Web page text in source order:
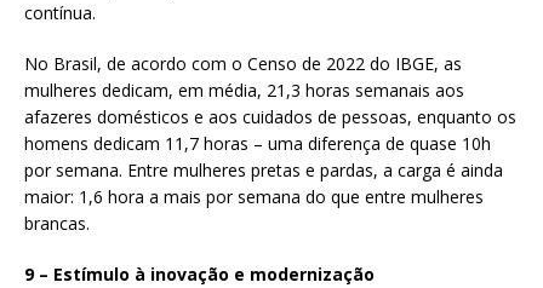
contínua.
No Brasil, de acordo com o Censo de 2022 do IBGE, as
mulheres dedicam, em média, 21,3 horas semanais aos
afazeres domésticos e aos cuidados de pessoas, enquanto os
homens dedicam 11,7 horas – uma diferença de quase 10h
por semana. Entre mulheres pretas e pardas, a carga é ainda
maior: 1,6 hora a mais por semana do que entre mulheres
brancas.
9 – Estímulo à inovação e modernização